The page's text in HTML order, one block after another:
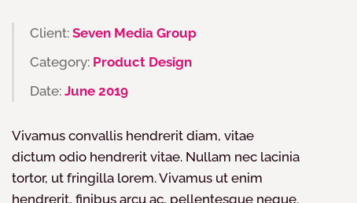
Client: Seven Media Group
Category: Product Design
Date: June 2019
Vivamus convallis hendrerit diam, vitae
dictum odio hendrerit vitae. Nullam nec lacinia
tortor, ut fringilla lorem. Vivamus ut enim
hendrerit, finibus arcu ac, pellentesque neque.